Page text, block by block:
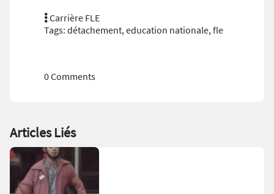
Carrière FLE
Tags: détachement,education nationale,fle
0 Comments
Articles Liés